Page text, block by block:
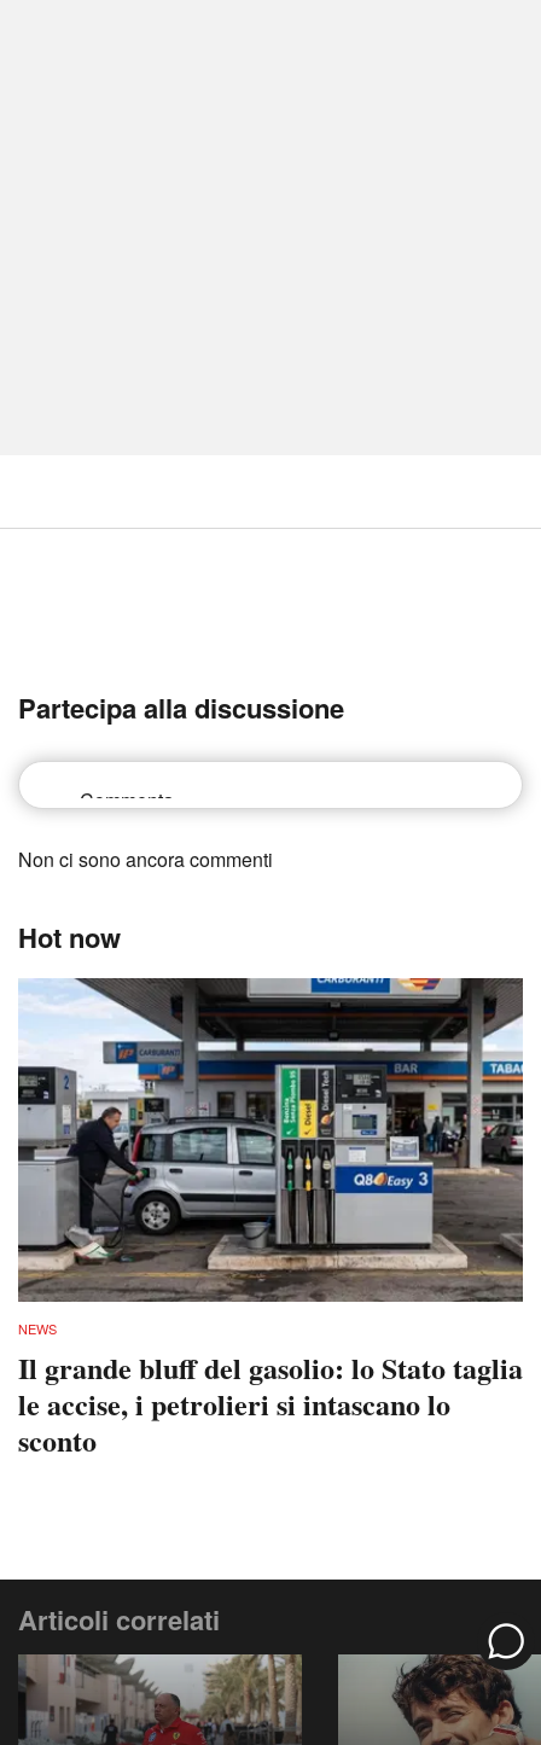
Partecipa alla discussione
Non ci sono ancora commenti
Hot now
NEWS
Il grande bluff del gasolio: lo Stato taglia
le accise, i petrolieri si intascano lo
sconto
Articoli correlati